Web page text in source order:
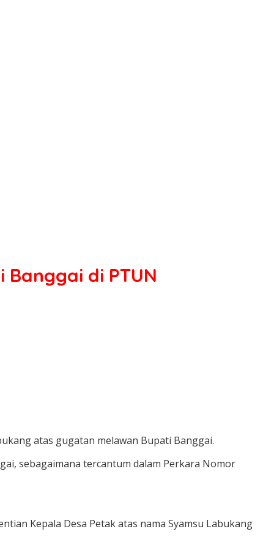
di PTUN
atas gugatan melawan Bupati Banggai.
sebagaimana tercantum dalam Perkara Nomor
Kepala Desa Petak atas nama Syamsu Labukang